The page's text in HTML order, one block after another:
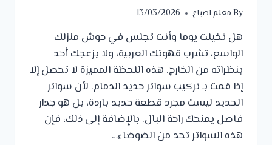
Byمعلم اصباغ 13/03/2026
هل تخيلت يوما وأنت تجلس في حوش منزلك
الواسع، تشرب قهوتك العربية، ولا يزعجك أحد
بنظراته من الخارج. هذه اللحظة المميزة لا تحصل إلا
إذا قمت بـ تركيب سواتر حديد الدمام. لأن سواتر
الحديد ليست مجرد قطعة حديد باردة، بل هو جدار
فاصل يمنحك راحة البال. بالإضافة إلى ذلك، فإن
هذه السواتر تحد من الضوضاء…